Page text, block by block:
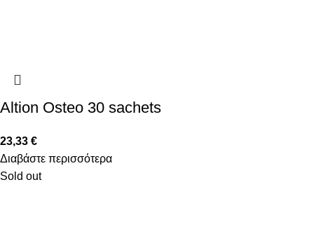
Altion Osteo 30 sachets
23,33 €
Διαβάστε περισσότερα
Sold out